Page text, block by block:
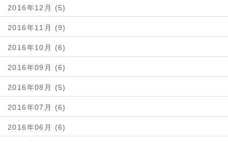
2016年12月 (5)
2016年11月 (9)
2016年10月 (6)
2016年09月 (6)
2016年08月 (5)
2016年07月 (6)
2016年06月 (6)